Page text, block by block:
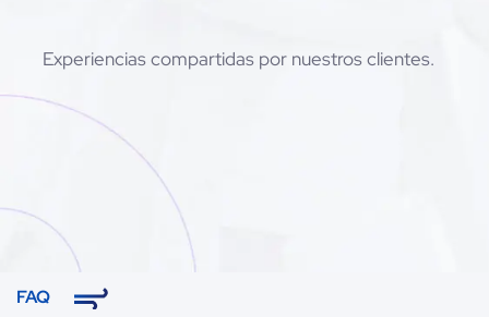
Experiencias compartidas por nuestros clientes.
FAQ